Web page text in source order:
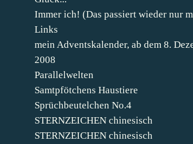
Immer ich! (Das passiert wieder nur
Links
mein Adventskalender, ab dem 8.
2008
Parallelwelten
Samtpfötchens Haustiere
Sprüchbeutelchen No.4
STERNZEICHEN chinesisch
STERNZEICHEN chinesisch